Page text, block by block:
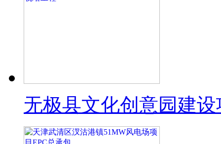
无极县文化创意园建